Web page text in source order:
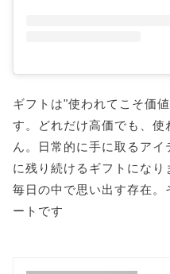
ギフトは"使われてこそ価
す。どれだけ高価でも、
ん。日常的に手に取るア
に残り続けるギフトになり
毎日の中で思い出す存在
ートです